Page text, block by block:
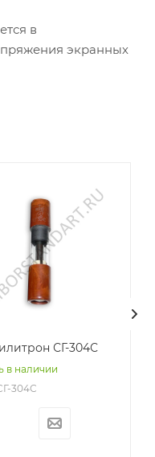
в
экранных
СГ-304С
в наличии
304С